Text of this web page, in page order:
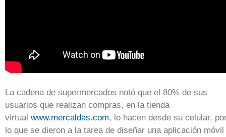
La cadena de supermercados notó que el 80% de sus
usuarios que realizan compras, en la tienda
virtual www.mercaldas.com, lo hacen desde su celular,
lo que se dieron a la tarea de diseñar una aplicación móvil